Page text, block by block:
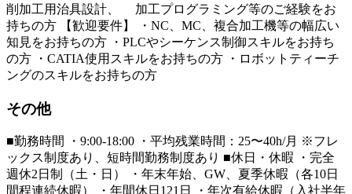
削加工用治具設計、 加工プログラミング等のご経験をお
持ちの方 【歓迎要件】 ・NC、MC、複合加工機等の幅広い
知見をお持ちの方 ・PLCやシーケンス制御スキルをお持ち
の方 ・CATIA使用スキルをお持ちの方 ・ロボットティーチ
ングのスキルをお持ちの方
その他
■勤務時間 ・9:00-18:00 ・平均残業時間：25〜40h/月 ※フレ
ックス制度あり、短時間勤務制度あり ■休日・休暇 ・完全
週休2日制（土・日） ・年末年始、GW、夏季休暇（各10日
間程連続休暇） ・年間休日121日 ・年次有給休暇（入社半年